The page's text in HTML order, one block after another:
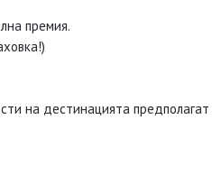
премия.
на дестинацията